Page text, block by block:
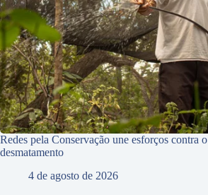
Redes pela Conservação une esforços contra o
desmatamento
4 de agosto de 2026